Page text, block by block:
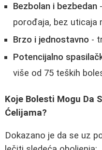
Bezbolan i bezbedan
porođaja, bez uticaja
Brzo i jednostavno -
Potencijalno
više od 75 teških
Koje Bolesti Mogu Da
Ćelijama?
Dokazano je da se uz